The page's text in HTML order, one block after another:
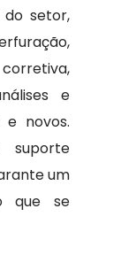
setor,
e
novos.
suporte
um
que se